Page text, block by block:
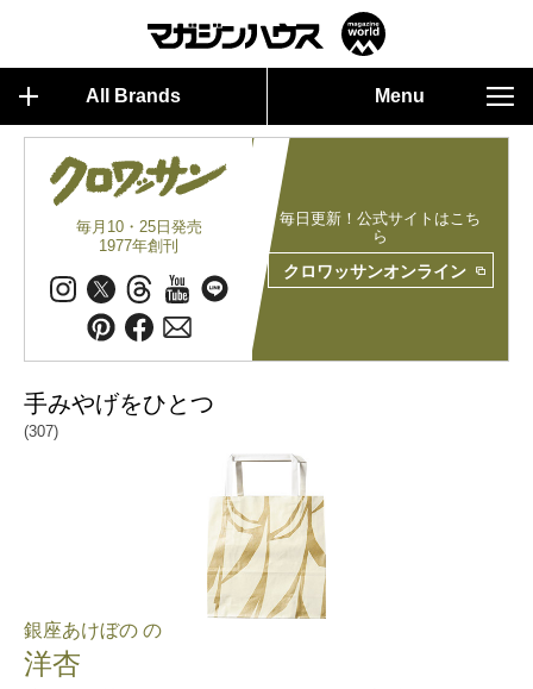
All Brands Menu
毎月10・25日発売
1977年創刊
毎日更新！公式サイトはこち
ら
クロワッサンオンライン
手みやげをひとつ
(307)
銀座あけぼの の
洋杏